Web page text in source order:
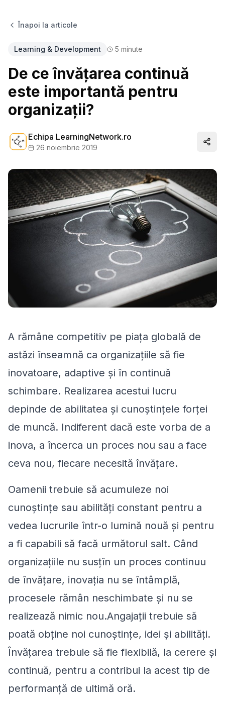
Înapoi la articole
Learning & Development 5 minute
De ce învățarea continuă
este importantă pentru
organizații?
Echipa LearningNetwork.ro
26 noiembrie 2019
A rămâne competitiv pe piața globală de
astăzi înseamnă ca organizațiile să fie
inovatoare, adaptive și în continuă
schimbare. Realizarea acestui lucru
depinde de abilitatea și cunoștințele forței
de muncă. Indiferent dacă este vorba de a
inova, a încerca un proces nou sau a face
ceva nou, fiecare necesită învățare.
Oamenii trebuie să acumuleze noi
cunoștințe sau abilități constant pentru a
vedea lucrurile într-o lumină nouă și pentru
a fi capabili să facă următorul salt. Când
organizațiile nu susțîn un proces continuu
de învățare, inovația nu se întâmplă,
procesele rămân neschimbate și nu se
realizează nimic nou.Angajații trebuie să
poată obține noi cunoștințe, idei și abilități.
Învățarea trebuie să fie flexibilă, la cerere și
continuă, pentru a contribui la acest tip de
performanță de ultimă oră.